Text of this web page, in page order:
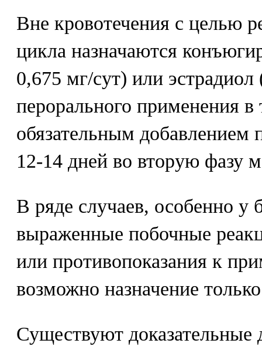
Вне кровотечения с целью
цикла назначаются
0,675 мг/сут) или
перорального применения в
обязательным добавлением
12-14 дней во вторую фазу
В ряде случаев, особенно
выраженные побочные
или противопоказания к
возможно назначение
Существуют доказательные